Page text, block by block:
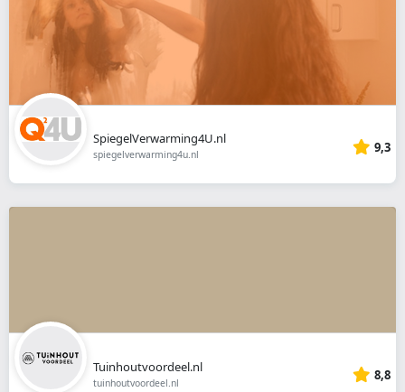
SpiegelVerwarming4U.nl
spiegelverwarming4u.nl 9,3
Tuinhoutvoordeel.nl
tuinhoutvoordeel.nl 8,8